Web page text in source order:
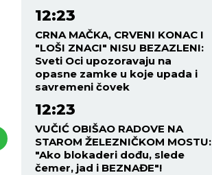
12:23
CRNA MAČKA, CRVENI KONAC I
"LOŠI ZNACI" NISU BEZAZLENI:
Sveti Oci upozoravaju na
opasne zamke u koje upada i
savremeni čovek
12:23
VUČIĆ OBIŠAO RADOVE NA
STAROM ŽELEZNIČKOM MOSTU:
"Ako blokaderi dođu, slede
čemer, jad i BEZNAĐE"!